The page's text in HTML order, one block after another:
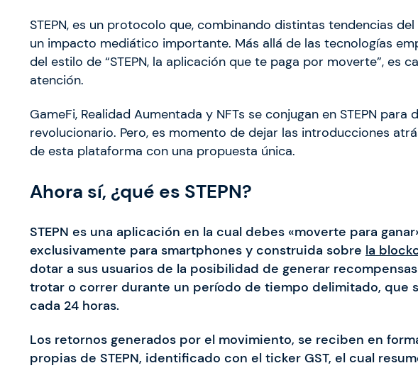
STEPN, es un protocolo que, combinando distintas tendencias
un impacto mediático importante. Más allá de las tecnologías
del estilo de “STEPN, la aplicación que te paga por moverte”, es
atención.
GameFi, Realidad Aumentada y NFTs se conjugan en STEPN
revolucionario. Pero, es momento de dejar las introducciones
de esta plataforma con una propuesta única.
Ahora sí, ¿qué es STEPN?
STEPN es una aplicación en la cual debes «moverte para
exclusivamente para smartphones y construida sobre la
dotar a sus usuarios de la posibilidad de generar
trotar o correr durante un período de tiempo delimitado, que
cada 24 horas.
Los retornos generados por el movimiento, se reciben en
propias de STEPN, identificado con el ticker GST, el cual